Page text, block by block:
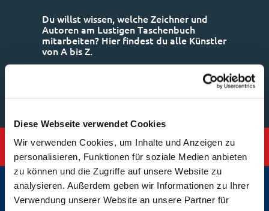
Diese Webseite verwendet Cookies
Wir verwenden Cookies, um Inhalte und Anzeigen zu
personalisieren, Funktionen für soziale Medien anbieten
zu können und die Zugriffe auf unsere Website zu
analysieren. Außerdem geben wir Informationen zu Ihrer
Verwendung unserer Website an unsere Partner für
Du willst wissen, welche Zeichner und
Autoren am Lustigen Taschenbuch
mitarbeiten? Hier findest du alle Künstler
von A bis Z.
A B C D E F G H I J K L M N O P Q R S T U V W X
KÜNSTLER VON A-Z
UUbezio,
Uggetti,